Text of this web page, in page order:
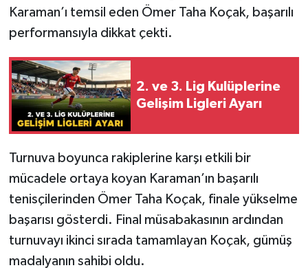
Karaman’ı temsil eden Ömer Taha Koçak, başarılı
performansıyla dikkat çekti.
2. ve 3. Lig Kulüplerine
Gelişim Ligleri Ayarı
Turnuva boyunca rakiplerine karşı etkili bir
mücadele ortaya koyan Karaman’ın başarılı
tenisçilerinden Ömer Taha Koçak, finale yükselme
başarısı gösterdi. Final müsabakasının ardından
turnuvayı ikinci sırada tamamlayan Koçak, gümüş
madalyanın sahibi oldu.